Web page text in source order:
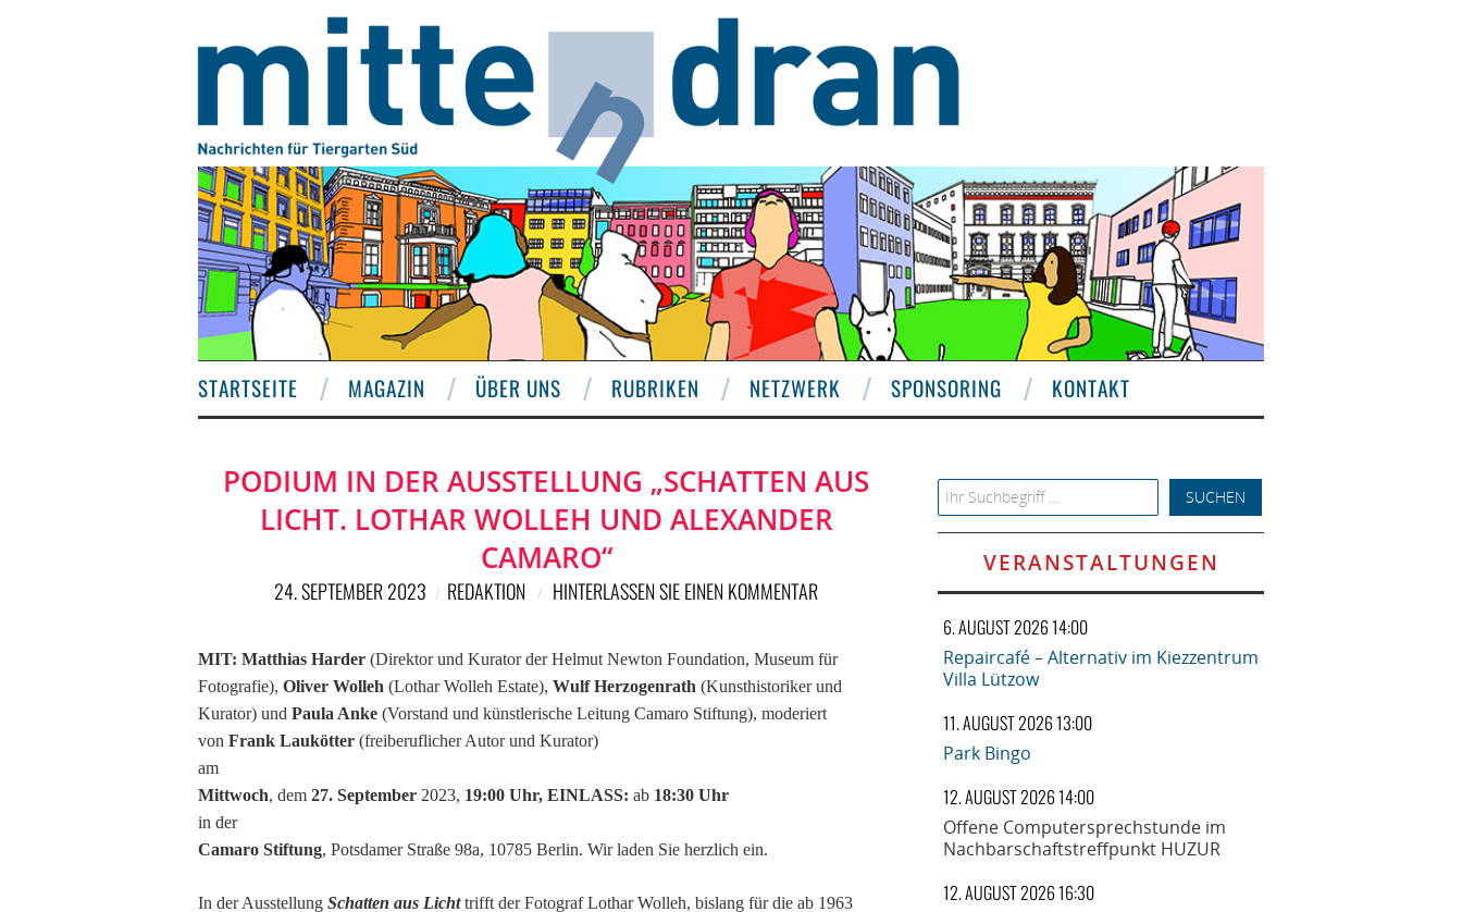
STARTSEITE MAGAZIN ÜBER UNS RUBRIKEN NETZWERK SPONSORING KONTAKT
PODIUM IN DER AUSSTELLUNG „SCHATTEN AUS
LICHT. LOTHAR WOLLEH UND ALEXANDER
CAMARO“
24. SEPTEMBER 2023 REDAKTION HINTERLASSEN SIE EINEN KOMMENTAR
MIT: Matthias Harder (Direktor und Kurator der Helmut Newton Foundation, Museum für
Fotografie), Oliver Wolleh (Lothar Wolleh Estate), Wulf Herzogenrath (Kunsthistoriker und
Kurator) und Paula Anke (Vorstand und künstlerische Leitung Camaro Stiftung), moderiert
von Frank Laukötter (freiberuflicher Autor und Kurator)
am
Mittwoch, dem 27. September 2023, 19:00 Uhr, EINLASS: ab 18:30 Uhr
in der
Camaro Stiftung, Potsdamer Straße 98a, 10785 Berlin. Wir laden Sie herzlich ein.
In der Ausstellung Schatten aus Licht trifft der Fotograf Lothar Wolleh, bislang für die ab 1963
Search for:
VERANSTALTUNGEN
6. AUGUST 2026 14:00
Repaircafé – Alternativ im Kiezzentrum
Villa Lützow
11. AUGUST 2026 13:00
Park Bingo
12. AUGUST 2026 14:00
Offene Computersprechstunde im
Nachbarschaftstreffpunkt HUZUR
12. AUGUST 2026 16:30